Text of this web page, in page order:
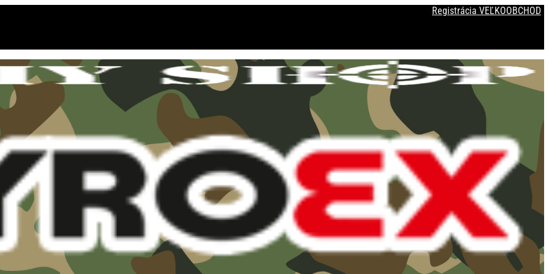
Registrácia VEĽKOOBCHOD